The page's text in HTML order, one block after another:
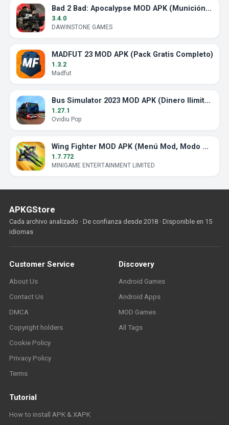
Bad 2 Bad: Apocalypse MOD APK (Munición Ilimitada)
3.4.0
DAWINSTONE GAMES
MADFUT 23 MOD APK (Pack Gratis Completo)
1.3.2
Madfut
Bus Simulator 2023 MOD APK (Dinero Ilimitado)
1.27.1
Ovidiu Pop
Wing Fighter MOD APK (Menú Mod, Modo Dios)
1.7.772
MINIGAME ENTERTAINMENT LIMITED
APKGStore
Cada archivo analizado · De confianza desde 2018 · Disponible en 15
idiomas
Customer Service
About Us
Contact Us
DMCA
Copyright holders
Cookie Policy
Privacy Policy
Terms
Discovery
Android Games
Android Apps
MOD Games
All Tags
Tutorial
How to install APK & XAPK